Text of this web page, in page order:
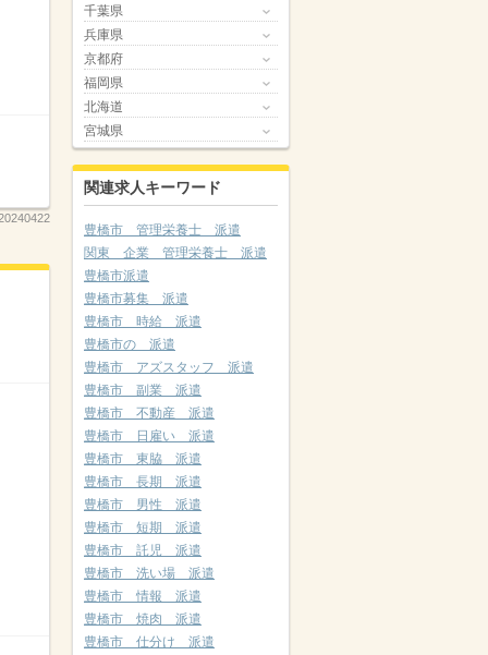
千葉県
兵庫県
京都府
福岡県
北海道
宮城県
関連求人キーワード
豊橋市 管理栄養士 派遣
関東 企業 管理栄養士 派遣
豊橋市派遣
豊橋市募集 派遣
豊橋市 時給 派遣
豊橋市の 派遣
豊橋市 アズスタッフ 派遣
豊橋市 副業 派遣
豊橋市 不動産 派遣
豊橋市 日雇い 派遣
豊橋市 東脇 派遣
豊橋市 長期 派遣
豊橋市 男性 派遣
豊橋市 短期 派遣
豊橋市 託児 派遣
豊橋市 洗い場 派遣
豊橋市 情報 派遣
豊橋市 焼肉 派遣
豊橋市 仕分け 派遣